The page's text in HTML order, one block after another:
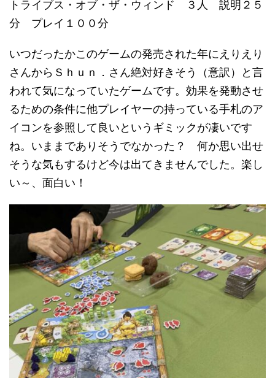
トライブス・オブ・ザ・ウィンド ３人 説明２５
分 プレイ１００分
いつだったかこのゲームの発売された年にえりえり
さんからＳｈｕｎ．さん絶対好きそう（意訳）と言
われて気になっていたゲームです。効果を発動させ
るための条件に他プレイヤーの持っている手札のア
イコンを参照して良いというギミックが凄いです
ね。いままでありそうでなかった？ 何か思い出せ
そうな気もするけど今は出てきませんでした。楽し
い～、面白い！